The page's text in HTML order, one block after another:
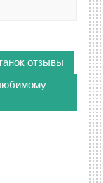
отзывы